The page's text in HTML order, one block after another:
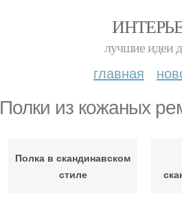
лучшие идеи
главная
Полки из кожаных
Полка в скандинавском
стиле